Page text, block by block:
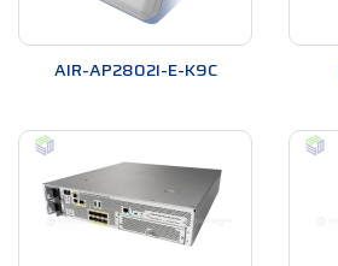
AIR-AP2802I-E-K9C